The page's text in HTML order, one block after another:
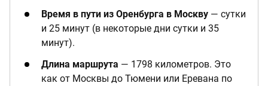
Время в пути из Оренбурга в Москву — сутки
и 25 минут (в некоторые дни сутки и 35
минут).
Длина маршрута — 1798 километров. Это
как от Москвы до Тюмени или Еревана по